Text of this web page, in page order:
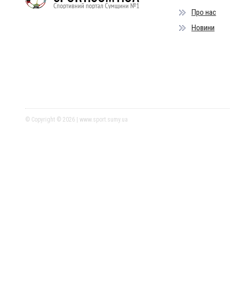
Про нас
Новини
© Copyright © 2026 | www.sport.sumy.ua